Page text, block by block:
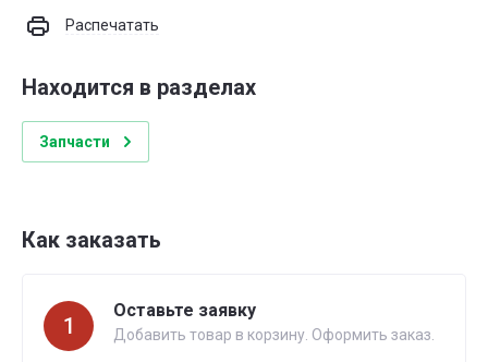
Распечатать
Находится в разделах
Запчасти
Как заказать
1
Оставьте заявку
Добавить товар в корзину. Оформить заказ.